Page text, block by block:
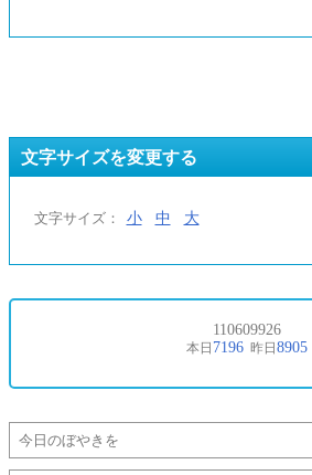
文字サイズを変更する
文字サイズ： 小 中 大